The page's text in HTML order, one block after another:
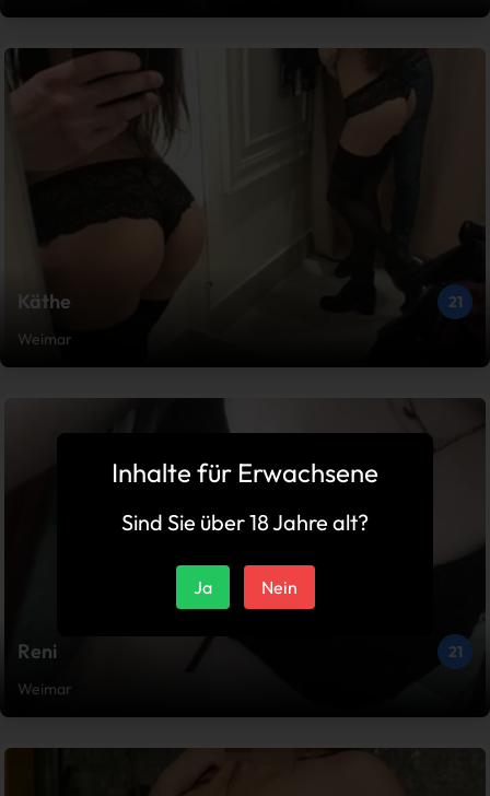
Käthe
21
Weimar
Reni
21
Weimar
Inhalte für Erwachsene
Sind Sie über 18 Jahre alt?
Ja Nein